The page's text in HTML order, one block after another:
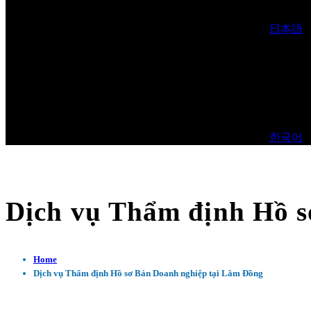
日本語
한국어
Dịch vụ Thẩm định Hồ
Home
Dịch vụ Thẩm định Hồ sơ Bán Doanh nghiệp tại Lâm Đồng